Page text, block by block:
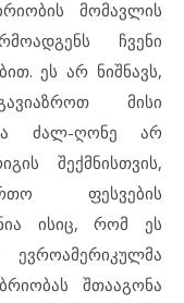
მომავლის
ჩვენი
ეს არ ნიშნავს,
მისი
ძალ-ღონე არ
შექმნისთვის,
ფესვების
ისიც, რომ ეს
შთააგონა